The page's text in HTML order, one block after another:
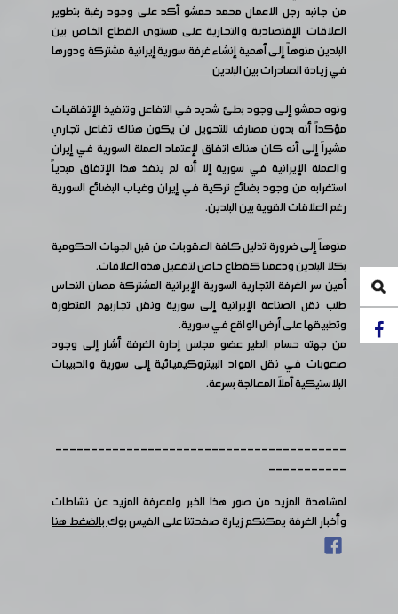
من جانبه رجل الاعمال محمد حمشو أكد على وجود رغبة بتطوير
العلاقات الإقتصادية والتجارية على مستوى القطاع الخاص بين
البلدين منوهاً إلى أهمية إنشاء غرفة سورية إيرانية مشتركة ودورها
في زيادة الصادرات بين البلدين
ونوه حمشو إلى وجود بطئ شديد في التفاعل وتنفيذ الإتفاقيات
مؤكداً أنه بدون مصارف للتحويل لن يكون هناك تفاعل تجاري
مشيراً إلى أنه كان هناك اتفاق لإعتماد العملة السورية في إيران
والعملة الإيرانية في سورية إلا أنه لم ينفذ هذا الإتفاق مبدياً
استغرابه من وجود بضائع تركية في إيران وغياب البضائع السورية
رغم العلاقات القوية بين البلدين.
منوهاً إلى ضرورة تذليل كافة العقوبات من قبل الجهات الحكومية
بكلا البلدين ودعمنا كقطاع خاص لتفعيل هذه العلاقات.
أمين سر الغرفة التجارية السورية الإيرانية المشتركة مصان النحاس
طلب نقل الصناعة الإيرانية إلى سورية ونقل تجاربهم المتطورة
وتطبيقها على أرض الواقع في سورية.
من جهته حسام الطير عضو مجلس إدارة الغرفة أشار إلى وجود
صعوبات في نقل المواد البيتروكيميائية إلى سورية والحبيبات
البلاستيكية أملاً المعالجة بسرعة.
-----------------------------------------
-----------
لمشاهدة المزيد من صور هذا الخبر ولمعرفة المزيد عن نشاطات
وأخبار الغرفة يمكنكم زيارة صفحتنا على الفيس بوكبالضغط هنا